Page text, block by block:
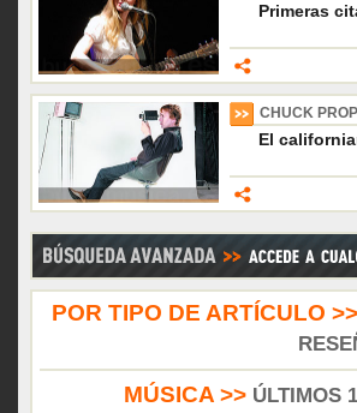
Primeras
CHUCK
El
POR TIPO DE ARTÍCULO >>
MÚSICA >> ÚLTIMOS